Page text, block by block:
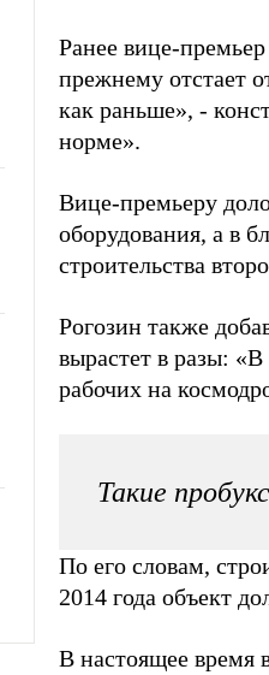
Ранее вице-
прежнему отстает
как раньше», -
норме».
Вице-премьеру
оборудования, а в
строительства
Рогозин также
вырастет в разы:
рабочих на
Такие
По его словам,
2014 года объект
В настоящее время